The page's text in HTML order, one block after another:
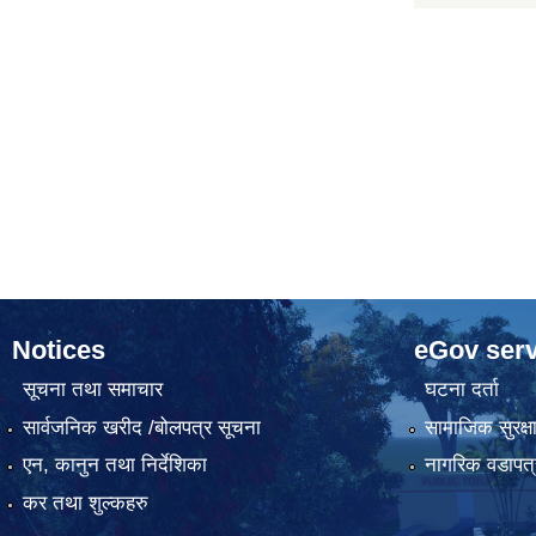
Notices
सूचना तथा समाचार
सार्वजनिक खरीद /बोलपत्र सूचना
एन, कानुन तथा निर्देशिका
कर तथा शुल्कहरु
eGov
घटना दर्ता
सामाजिक सुरक्षा
नागरिक